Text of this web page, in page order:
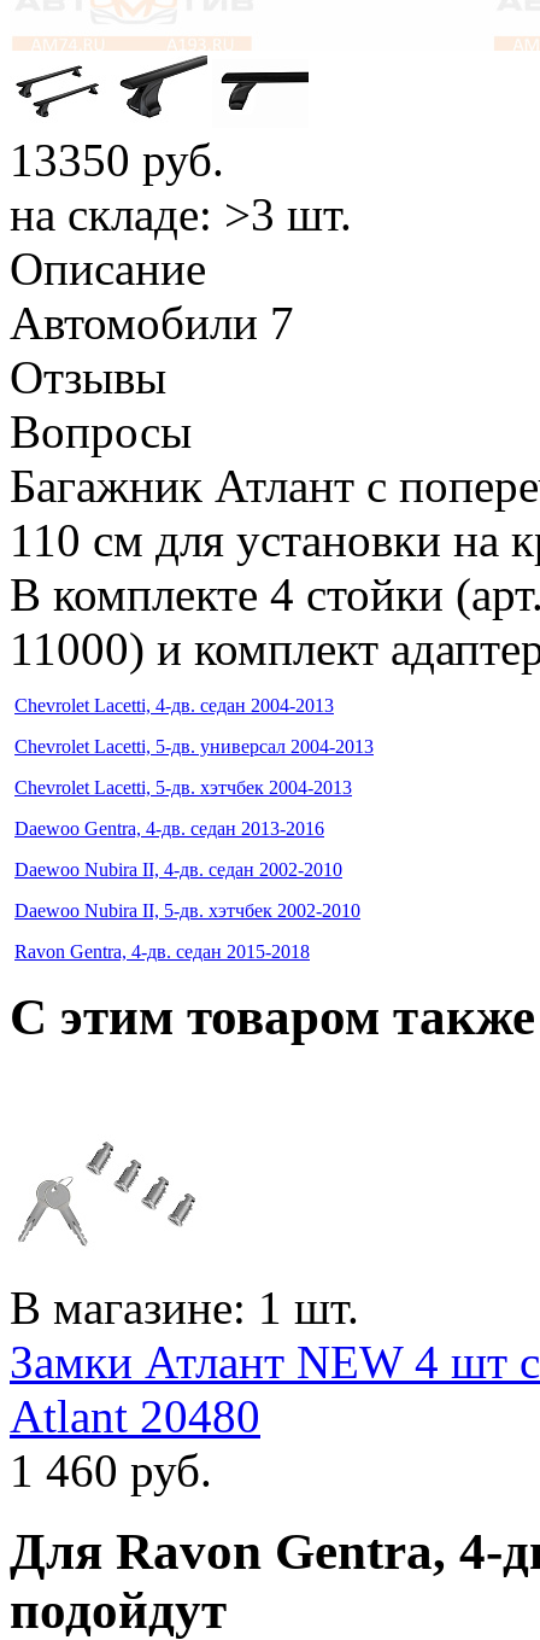
13350 руб.
на складе: >3 шт.
Описание
Автомобили 7
Отзывы
Вопросы
Багажник Атлант с
110 см для установки на
В комплекте 4 стойки
11000) и комплект
Chevrolet Lacetti, 4-дв. седан 2004-2013
Chevrolet Lacetti, 5-дв. универсал 2004-2013
Chevrolet Lacetti, 5-дв. хэтчбек 2004-2013
Daewoo Gentra, 4-дв. седан 2013-2016
Daewoo Nubira II, 4-дв. седан 2002-2010
Daewoo Nubira II, 5-дв. хэтчбек 2002-2010
Ravon Gentra, 4-дв. седан 2015-2018
C этим товаром
В магазине: 1 шт.
Замки Атлант NEW 4 шт
Atlant 20480
1 460 руб.
Для Ravon Gentra, 4-
подойдут